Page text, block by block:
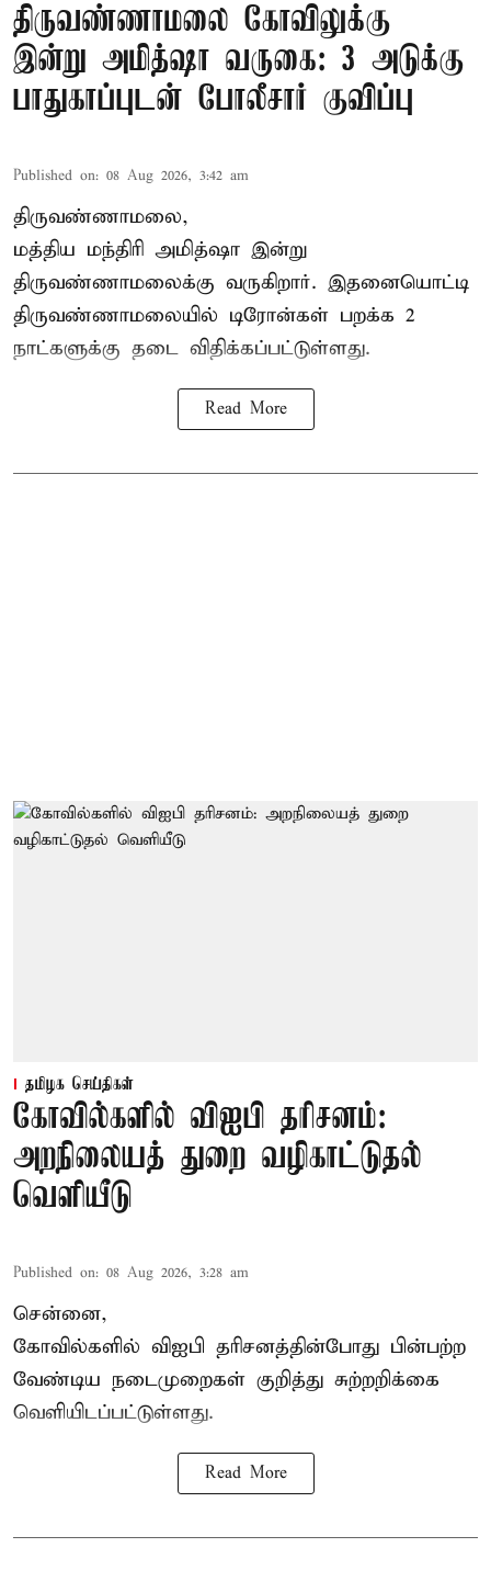
திருவண்ணாமலை கோவிலுக்கு
இன்று அமித்ஷா வருகை: 3 அடுக்கு
பாதுகாப்புடன் போலீசார் குவிப்பு
Published on: 08 Aug 2026, 3:42 am
திருவண்ணாமலை,
மத்திய மந்திரி அமித்ஷா இன்று
திருவண்ணாமலைக்கு வருகிறார். இதனையொட்டி
திருவண்ணாமலையில் டிரோன்கள் பறக்க 2
நாட்களுக்கு தடை விதிக்கப்பட்டுள்ளது.
Read More
தமிழக செய்திகள்
கோவில்களில் விஐபி தரிசனம்:
அறநிலையத் துறை வழிகாட்டுதல்
வெளியீடு
Published on: 08 Aug 2026, 3:28 am
சென்னை,
கோவில்களில் விஐபி தரிசனத்தின்போது பின்பற்ற
வேண்டிய நடைமுறைகள் குறித்து சுற்றறிக்கை
வெளியிடப்பட்டுள்ளது.
Read More